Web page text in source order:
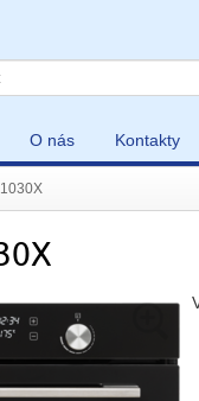
O nás Kontakty